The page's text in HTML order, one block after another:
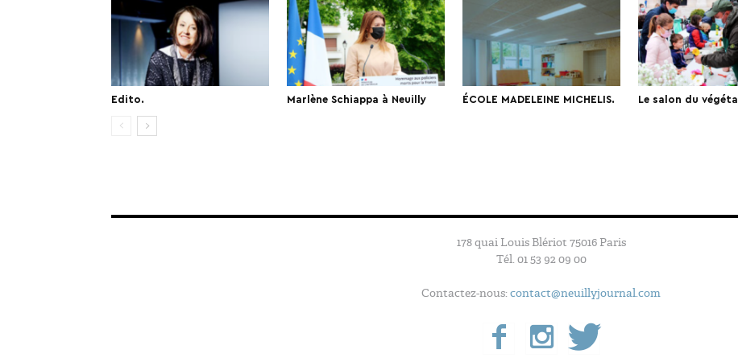
Edito. Marlène Schiappa à Neuilly ÉCOLE MADELEINE MICHELIS. Le salon du végétal
178 quai Louis Blériot 75016 Paris
Tél. 01 53 92 09 00
Contactez-nous:contact@neuillyjournal.com